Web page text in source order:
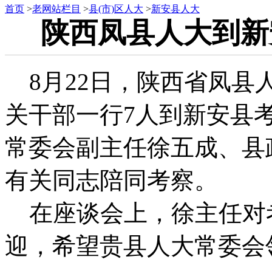
首页 >老网站栏目 >县(市)区人大 >新安县人大
陕西凤县人大到
8月22日，陕西省凤县
关干部一行7人到新安县
常委会副主任徐五成、
有关同志陪同考察。
在座谈会上，徐主任对
迎，希望贵县人大常委